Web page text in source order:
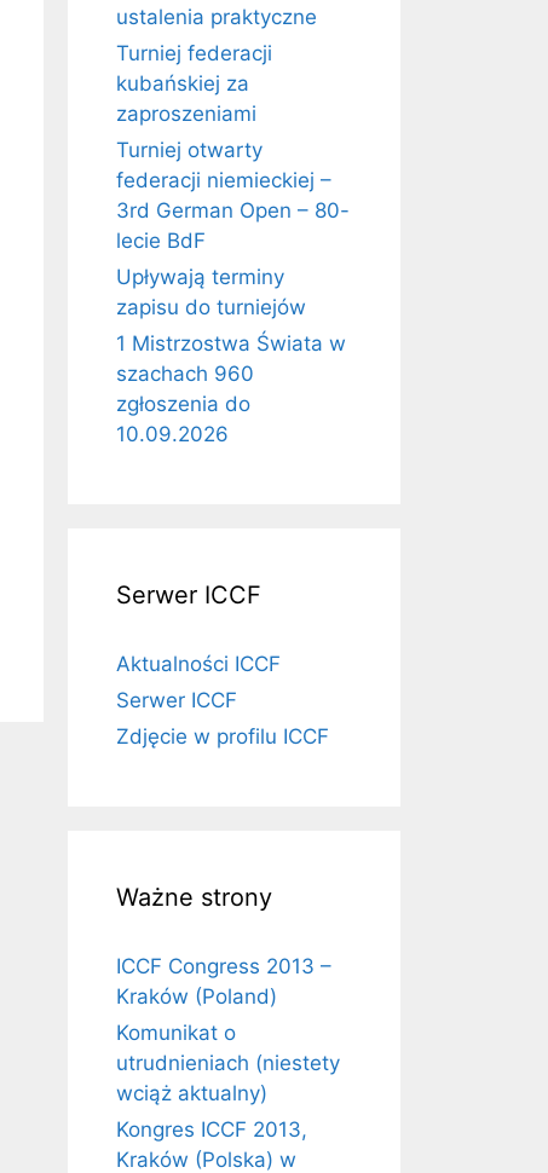
ustalenia praktyczne
Turniej federacji
kubańskiej za
zaproszeniami
Turniej otwarty
federacji niemieckiej –
3rd German Open – 80-
lecie BdF
Upływają terminy
zapisu do turniejów
1 Mistrzostwa Świata w
szachach 960
zgłoszenia do
10.09.2026
Serwer ICCF
Aktualności ICCF
Serwer ICCF
Zdjęcie w profilu ICCF
Ważne strony
ICCF Congress 2013 –
Kraków (Poland)
Komunikat o
utrudnieniach (niestety
wciąż aktualny)
Kongres ICCF 2013,
Kraków (Polska) w